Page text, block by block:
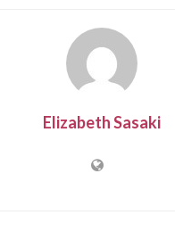
Elizabeth Sasaki